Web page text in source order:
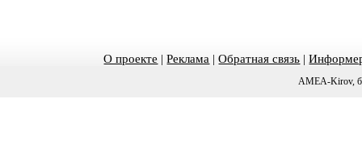
О проекте |Реклама |Обратная связь |
AMEA-Kirov,